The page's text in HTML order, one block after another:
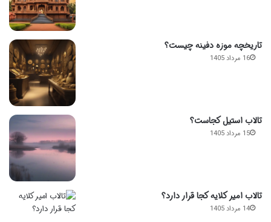
تاریخچه موزه دفینه چیست؟
16 مرداد 1405
تالاب استیل کجاست؟
15 مرداد 1405
تالاب امیر کلایه کجا قرار دارد؟
14 مرداد 1405